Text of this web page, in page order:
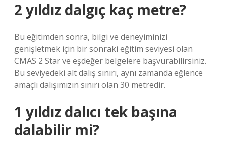
2 yıldız dalgıç kaç metre?
Bu eğitimden sonra, bilgi ve deneyiminizi
genişletmek için bir sonraki eğitim seviyesi olan
CMAS 2 Star ve eşdeğer belgelere başvurabilirsiniz.
Bu seviyedeki alt dalış sınırı, aynı zamanda eğlence
amaçlı dalışımızın sınırı olan 30 metredir.
1 yıldız dalıcı tek başına
dalabilir mi?